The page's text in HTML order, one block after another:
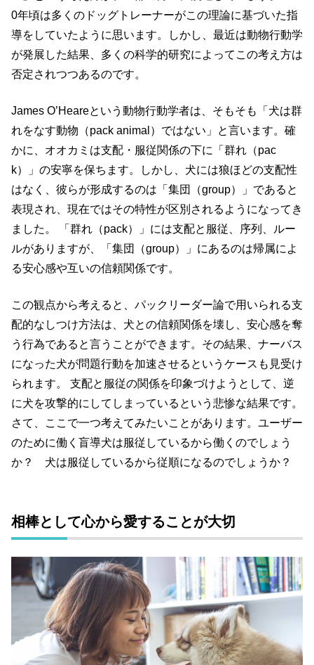
0年頃は多くのドッグトレーナーがこの理論に基づいた指
導をしていたように思います。しかし、最近は動物行動学
が発展した結果、多くの科学的研究によってこの考え方は
否定されつつあるのです。
James O’Heareという動物行動学者は、そもそも「犬は群
れをなす動物（pack animal）ではない」と言います。確
かに、オオカミは支配・服従関係の下に「群れ（pac
k）」の安寧を保ちます。しかし、犬には狼ほどの支配性
はなく、彼らが形成するのは「集団（group）」であると
表現され、現在ではその特性が区別されるようになってき
ました。 「群れ（pack）」には支配と服従、序列、ルー
ルがありますが、「集団（group）」にあるのは帰属によ
る安心感や互いの信頼関係です。
この観点から考えると、パックリーダー論で用いられる支
配的なしつけ方法は、犬との信頼関係を壊し、安心感を奪
う行為であると言うことができます。その結果、ナーバス
になった犬が問題行動を加速させるというケースも見受け
られます。 支配と服従の関係を印象づけようとして、逆
に犬を攻撃的にしてしまっているという悲惨な結果です。
さて、ここで一つ考えてみたいことがあります。ユーザー
のために働く盲導犬は服従しているから働くのでしょう
か？ 犬は服従しているから従順になるのでしょうか？
相棒として心から愛することが大切